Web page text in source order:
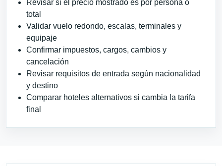
Revisar si el precio mostrado es por persona o
total
Validar vuelo redondo, escalas, terminales y
equipaje
Confirmar impuestos, cargos, cambios y
cancelación
Revisar requisitos de entrada según nacionalidad
y destino
Comparar hoteles alternativos si cambia la tarifa
final